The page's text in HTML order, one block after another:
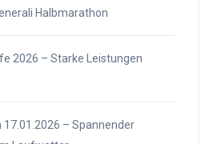
Halbmarathon
2026 – Starke Leistungen
– Spannender